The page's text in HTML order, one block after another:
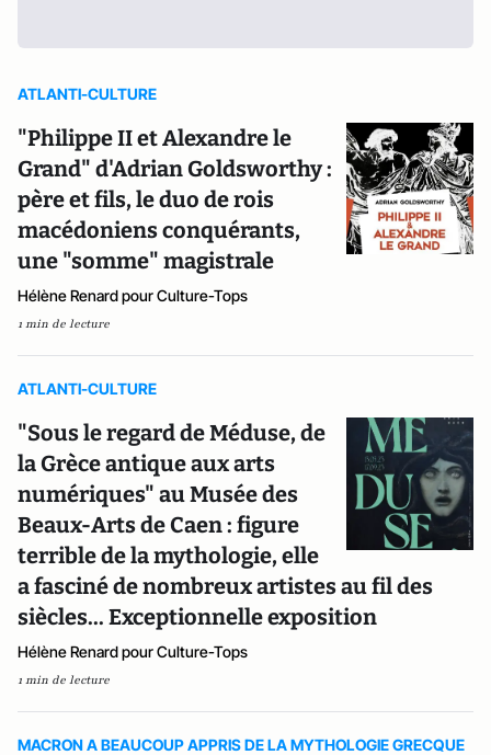
ATLANTI-CULTURE
"Philippe II et Alexandre le
Grand" d'Adrian Goldsworthy :
père et fils, le duo de rois
macédoniens conquérants,
une "somme" magistrale
Hélène Renard pour Culture-Tops
1 min de lecture
ATLANTI-CULTURE
"Sous le regard de Méduse, de
la Grèce antique aux arts
numériques" au Musée des
Beaux-Arts de Caen : figure
terrible de la mythologie, elle
a fasciné de nombreux artistes au fil des
siècles... Exceptionnelle exposition
Hélène Renard pour Culture-Tops
1 min de lecture
MACRON A BEAUCOUP APPRIS DE LA MYTHOLOGIE GRECQUE